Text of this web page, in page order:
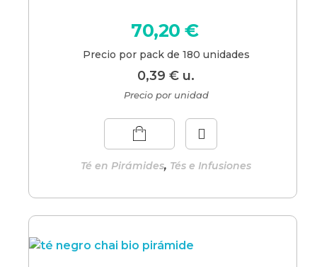
0,39€ u.
70,20€
Precio por pack de 180 unidades
Té en Pirámides, Tés e Infusiones
Precio por unidad